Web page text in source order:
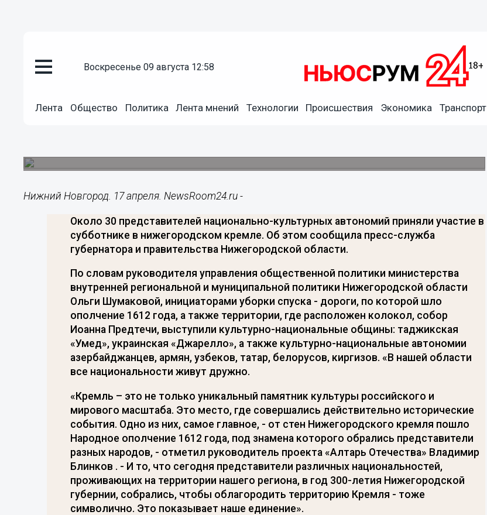
воскресенье 09 августа 12:58
Лента Общество Политика Лента мнений Технологии Происшествия Экономика Транспорт
17.04.201416:52
Около 30 представителей национально-культурных
автономий Нижнего Новгорода приняли участие в
Нижний Новгород. 17 апреля. NewsRoom24.ru -
Около 30 представителей национально-культурных автономий приняли участие в
субботнике в нижегородском кремле. Об этом сообщила пресс-служба
губернатора и правительства Нижегородской области.
По словам руководителя управления общественной политики министерства
внутренней региональной и муниципальной политики Нижегородской области
Ольги Шумаковой, инициаторами уборки спуска - дороги, по которой шло
ополчение 1612 года, а также территории, где расположен колокол, собор
Иоанна Предтечи, выступили культурно-национальные общины: таджикская
«Умед», украинская «Джарелло», а также культурно-национальные автономии
азербайджанцев, армян, узбеков, татар, белорусов, киргизов. «В нашей области
все национальности живут дружно.
«Кремль – это не только уникальный памятник культуры российского и
мирового масштаба. Это место, где совершались действительно исторические
события. Одно из них, самое главное, - от стен Нижегородского кремля пошло
Народное ополчение 1612 года, под знамена которого обрались представители
разных народов, - отметил руководитель проекта «Алтарь Отечества» Владимир
Блинков . - И то, что сегодня представители различных национальностей,
проживающих на территории нашего региона, в год 300-летия Нижегородской
губернии, собрались, чтобы облагородить территорию Кремля - тоже
символично. Это показывает наше единение».